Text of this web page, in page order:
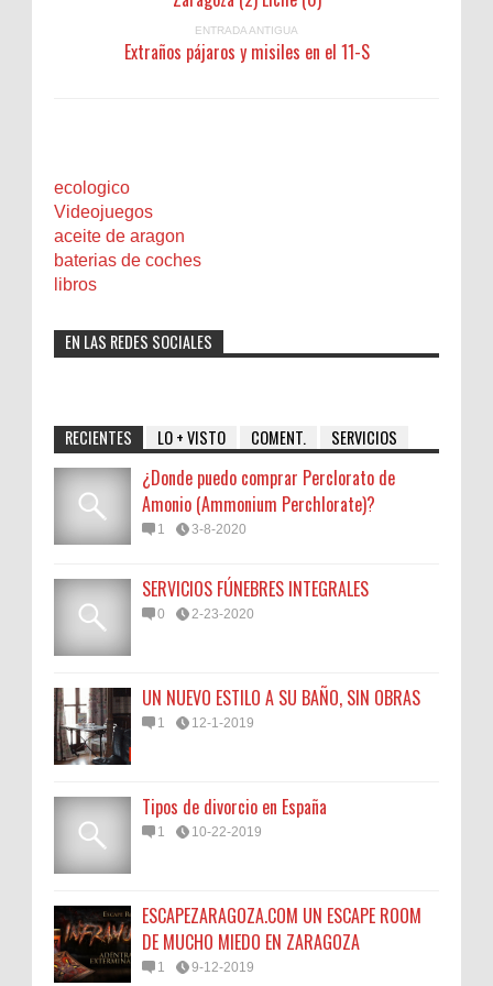
ENTRADA ANTIGUA
Extraños pájaros y misiles en el 11-S
ecologico
Videojuegos
aceite de aragon
baterias de coches
libros
EN LAS REDES SOCIALES
RECIENTES LO + VISTO COMENT. SERVICIOS
¿Donde puedo comprar Perclorato de
Amonio (Ammonium Perchlorate)?
1 3-8-2020
SERVICIOS FÚNEBRES INTEGRALES
0 2-23-2020
UN NUEVO ESTILO A SU BAÑO, SIN OBRAS
1 12-1-2019
Tipos de divorcio en España
1 10-22-2019
ESCAPEZARAGOZA.COM UN ESCAPE ROOM
DE MUCHO MIEDO EN ZARAGOZA
1 9-12-2019